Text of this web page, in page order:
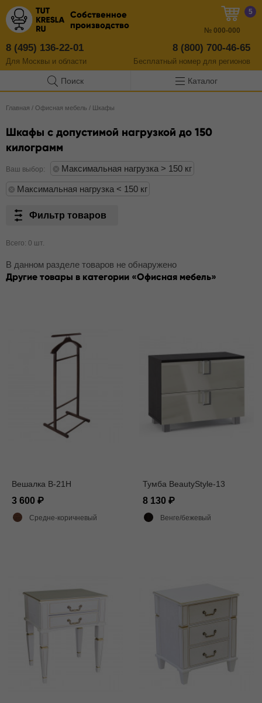
Собственное
производство
8 (495) 136-22-01
Для Москвы и области
8 (800) 700-46-65
Бесплатный номер для регионов
5
№ 000-000
Поиск Каталог
Главная / Офисная мебель / Шкафы
Шкафы с допустимой нагрузкой до 150
килограмм
Ваш выбор: Максимальная нагрузка > 150 кг
Максимальная нагрузка < 150 кг
Фильтр товаров
Всего: 0 шт.
В данном разделе товаров не обнаружено
Другие товары в категории Офисная мебель
Вешалка В-21Н
3 600
Средне-коричневый
Тумба BeautyStyle-13
8 130
Венге/бежевый